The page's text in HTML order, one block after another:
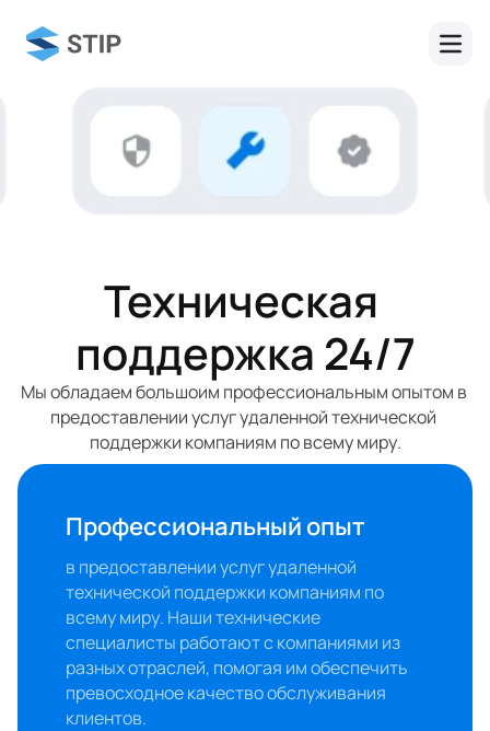
Техническая
поддержка 24/7
Мы обладаем большоим профессиональным опытом в
предоставлении услуг удаленной технической
поддержки компаниям по всему миру.
Профессиональный опыт
в предоставлении услуг удаленной
технической поддержки компаниям по
всему миру. Наши технические
специалисты работают с компаниями из
разных отраслей, помогая им обеспечить
превосходное качество обслуживания
клиентов.